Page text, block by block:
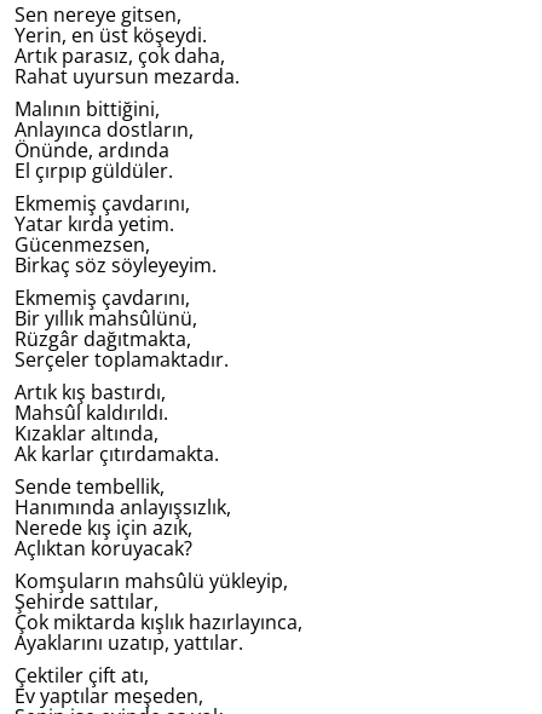
Sen nereye gitsen,
Yerin, en üst köşeydi.
Artık parasız, çok daha,
Rahat uyursun mezarda.
Malının bittiğini,
Anlayınca dostların,
Önünde, ardında
El çırpıp güldüler.
Ekmemiş çavdarını,
Yatar kırda yetim.
Gücenmezsen,
Birkaç söz söyleyeyim.
Ekmemiş çavdarını,
Bir yıllık mahsûlünü,
Rüzgâr dağıtmakta,
Serçeler toplamaktadır.
Artık kış bastırdı,
Mahsûl kaldırıldı.
Kızaklar altında,
Ak karlar çıtırdamakta.
Sende tembellik,
Hanımında anlayışsızlık,
Nerede kış için azık,
Açlıktan koruyacak?
Komşuların mahsûlü yükleyip,
Şehirde sattılar,
Çok miktarda kışlık hazırlayınca,
Ayaklarını uzatıp, yattılar.
Çektiler çift atı,
Ev yaptılar meşeden,